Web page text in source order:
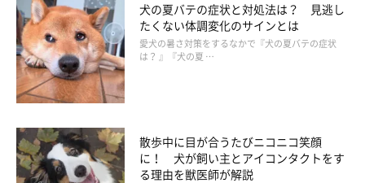
電車や新幹線移動の場合は、できれば１時間以内に
犬の夏バテの症状と対処法は？ 見逃し
たくない体調変化のサインとは
愛犬の暑さ対策をするなかで『犬の夏バテの症状
は？ 』『犬の夏 …
散歩中に目が合うたびニコニコ笑顔
に！ 犬が飼い主とアイコンタクトをす
る理由を獣医師が解説